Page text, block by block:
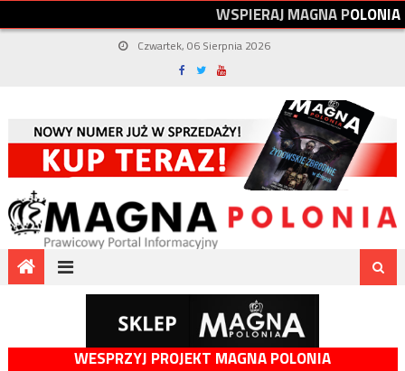
WSPIERAJMAGNAPOLONIA
Czwartek, 06 Sierpnia 2026
WESPRZYJ PROJEKT MAGNA POLONIA